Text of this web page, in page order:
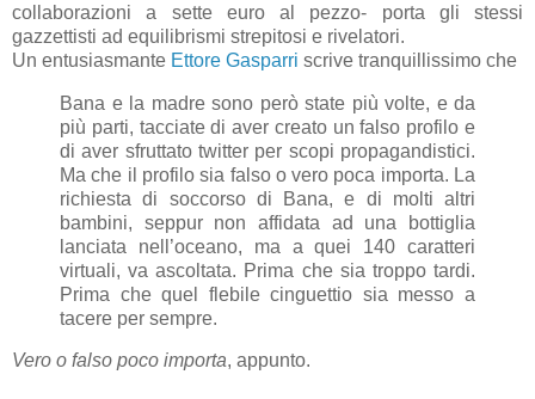
collaborazioni a sette euro al pezzo- porta gli stessi
gazzettisti ad equilibrismi strepitosi e rivelatori.
Un entusiasmante Ettore Gasparri scrive tranquillissimo che
Bana e la madre sono però state più volte, e da
più parti, tacciate di aver creato un falso profilo e
di aver sfruttato twitter per scopi propagandistici.
Ma che il profilo sia falso o vero poca importa. La
richiesta di soccorso di Bana, e di molti altri
bambini, seppur non affidata ad una bottiglia
lanciata nell’oceano, ma a quei 140 caratteri
virtuali, va ascoltata. Prima che sia troppo tardi.
Prima che quel flebile cinguettio sia messo a
tacere per sempre.
Vero o falso poco importa, appunto.